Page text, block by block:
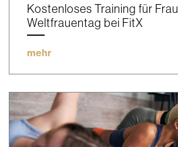
Kostenloses Training für
Weltfrauentag bei FitX
mehr